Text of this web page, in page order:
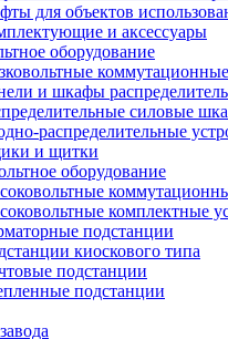
для объектов
и аксессуары
оборудование
и шкафы
силовые
распределительные
и щитки
оборудование
комплектные
подстанции
киоскового типа
подстанции
подстанции